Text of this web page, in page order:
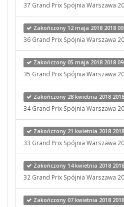
37 Grand Prix Spójnia Warszawa
Zakończony 12 maja 2018 2018
36 Grand Prix Spójnia Warszawa
Zakończony 05 maja 2018 2018
35 Grand Prix Spójnia Warszawa
Zakończony 28 kwietnia 2018
34 Grand Prix Spójnia Warszawa
Zakończony 21 kwietnia 2018
33 Grand Prix Spójnia Warszawa
Zakończony 14 kwietnia 2018
32 Grand Prix Spójnia Warszawa
Zakończony 07 kwietnia 2018